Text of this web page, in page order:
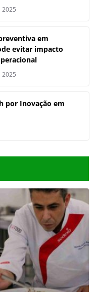
2025
em
evitar impacto
2025
por Inovação em